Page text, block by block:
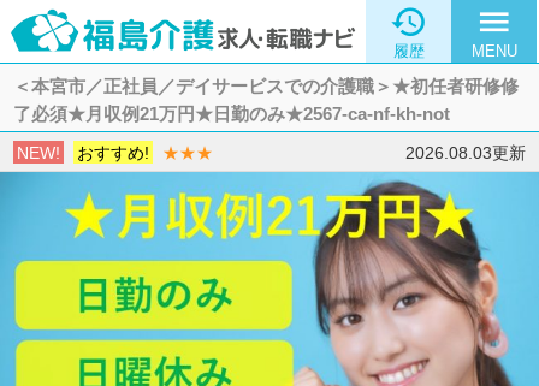

履歴
menu
MENU
＜本宮市／正社員／デイサービスでの介護職＞★初任者研修修
了必須★月収例21万円★日勤のみ★2567-ca-nf-kh-not
NEW! おすすめ! ★★★ 2026.08.03更新